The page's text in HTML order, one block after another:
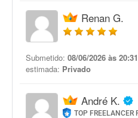
Renan G.
Submetido: 08/06/2026 às 20:31
estimada: Privado
André K.
TOP FREELANCER